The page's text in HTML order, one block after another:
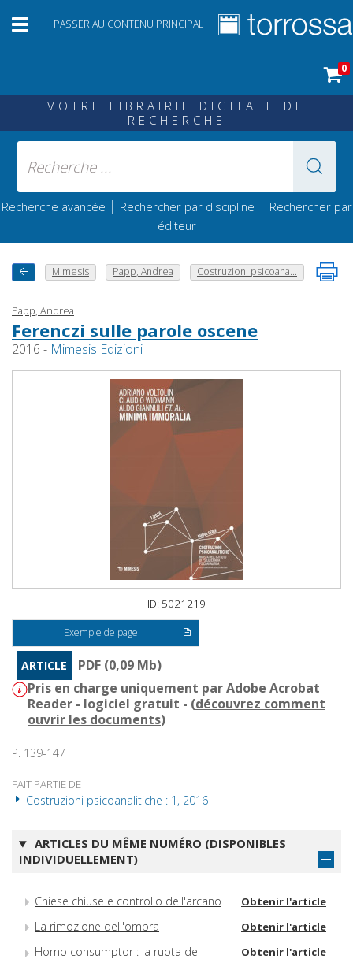
PASSER AU CONTENU PRINCIPAL
0
VOTRE LIBRAIRIE DIGITALE DE
RECHERCHE
Recherche avancée | Rechercher par discipline | Rechercher par
éditeur
Mimesis Papp, Andrea Costruzioni psicoana...
Papp, Andrea
Ferenczi sulle parole oscene
2016 - Mimesis Edizioni
ID: 5021219
Exemple de page
ARTICLE
PDF (0,09 Mb)
Pris en charge uniquement par Adobe Acrobat
Reader - logiciel gratuit - (découvrez comment
ouvrir les documents)
P. 139-147
FAIT PARTIE DE
Costruzioni psicoanalitiche : 1, 2016
ARTICLES DU MÊME NUMÉRO (DISPONIBLES
INDIVIDUELLEMENT)
Chiese chiuse e controllo dell'arcano Obtenir l'article
La rimozione dell'ombra Obtenir l'article
Homo consumptor : la ruota del
Obtenir l'article